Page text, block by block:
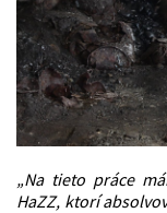
„Na tieto práce
HaZZ, ktorí